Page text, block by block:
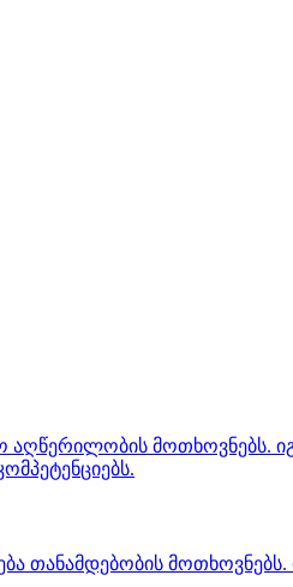
აღწერილობის მოთხოვნებს.
მოთხოვნებს.